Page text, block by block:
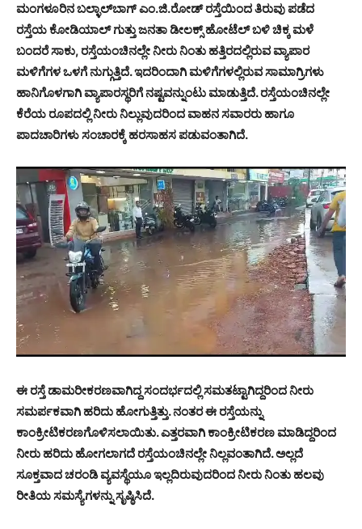
ಮಂಗಳೂರಿನ ಬಲ್ಳಾಲ್‍ಬಾಗ್ ಎಂ.ಜಿ.ರೋಡ್ ರಸ್ತೆಯಿಂದ ತಿರುವು ಪಡೆದ
ರಸ್ತೆಯ ಕೋಡಿಯಾಲ್ ಗುತ್ತು ಜನತಾ ಡೀಲಕ್ಸ್ ಹೋಟೆಲ್ ಬಳಿ ಚಿಕ್ಕ ಮಳೆ
ಬಂದರೆ ಸಾಕು, ರಸ್ತೆಯಂಚಿನಲ್ಲೇ ನೀರು ನಿಂತು ಹತ್ತಿರದಲ್ಲಿರುವ ವ್ಯಾಪಾರ
ಮಳಿಗೆಗಳ ಒಳಗೆ ನುಗ್ಗುತ್ತಿದೆ. ಇದರಿಂದಾಗಿ ಮಳಿಗೆಗಳಲ್ಲಿರುವ ಸಾಮಾಗ್ರಿಗಳು
ಹಾನಿಗೊಳಗಾಗಿ ವ್ಯಾಪಾರಸ್ಥರಿಗೆ ನಷ್ಟವನ್ನುಂಟು ಮಾಡುತ್ತಿದೆ. ರಸ್ತೆಯಂಚಿನಲ್ಲೇ
ಕೆರೆಯ ರೂಪದಲ್ಲಿ ನೀರು ನಿಲ್ಲುವುದರಿಂದ ವಾಹನ ಸವಾರರು ಹಾಗೂ
ಪಾದಚಾರಿಗಳು ಸಂಚಾರಕ್ಕೆ ಹರಸಾಹಸ ಪಡುವಂತಾಗಿದೆ.
ಈ ರಸ್ತೆ ಡಾಮರೀಕರಣವಾಗಿದ್ದ ಸಂದರ್ಭದಲ್ಲಿ ಸಮತಟ್ಟಾಗಿದ್ದರಿಂದ ನೀರು
ಸಮರ್ಪಕವಾಗಿ ಹರಿದು ಹೋಗುತ್ತಿತ್ತು. ನಂತರ ಈ ರಸ್ತೆಯನ್ನು
ಕಾಂಕ್ರೀಟಿಕರಣಗೊಳಿಸಲಾಯಿತು. ಎತ್ತರವಾಗಿ ಕಾಂಕ್ರೀಟಿಕರಣ ಮಾಡಿದ್ದರಿಂದ
ನೀರು ಹರಿದು ಹೋಗಲಾಗದೆ ರಸ್ತೆಯಂಚಿನಲ್ಲೇ ನಿಲ್ಲವಂತಾಗಿದೆ. ಅಲ್ಲದೆ
ಸೂಕ್ತವಾದ ಚರಂಡಿ ವ್ಯವಸ್ಥೆಯೂ ಇಲ್ಲದಿರುವುದರಿಂದ ನೀರು ನಿಂತು ಹಲವು
ರೀತಿಯ ಸಮಸ್ಯೆಗಳನ್ನು ಸೃಷ್ಠಿಸಿದೆ.